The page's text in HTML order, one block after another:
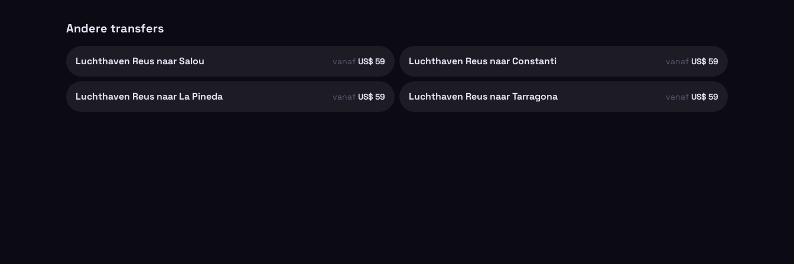
Andere transfers
Luchthaven Reus naar Salou vanaf US$ 59 Luchthaven Reus naar Constanti vanaf US$ 59
Luchthaven Reus naar La Pineda vanaf US$ 59 Luchthaven Reus naar Tarragona vanaf US$ 59